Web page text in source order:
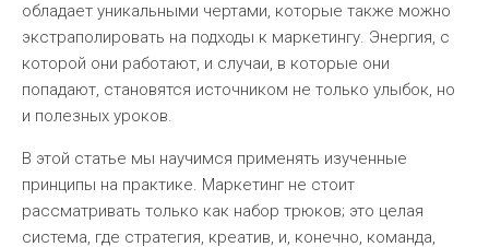
обладает уникальными чертами, которые также можно
экстраполировать на подходы к маркетингу. Энергия, с
которой они работают, и случаи, в которые они
попадают, становятся источником не только улыбок, но
и полезных уроков.
В этой статье мы научимся применять изученные
принципы на практике. Маркетинг не стоит
рассматривать только как набор трюков; это целая
система, где стратегия, креатив, и, конечно, команда,